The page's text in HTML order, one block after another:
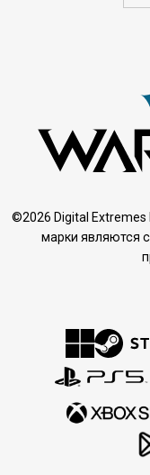
©2026 Digital
марки являются